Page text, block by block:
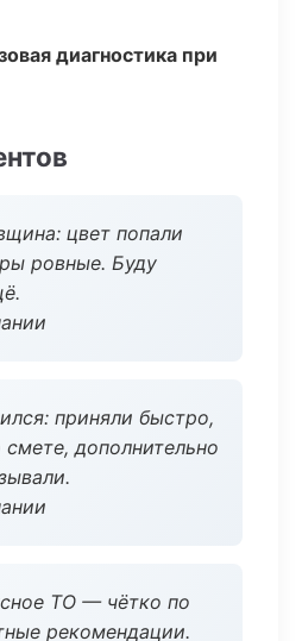
диагностика при
цвет попали
ровные. Буду
приняли быстро,
дополнительно
ТО — чётко по
рекомендации.